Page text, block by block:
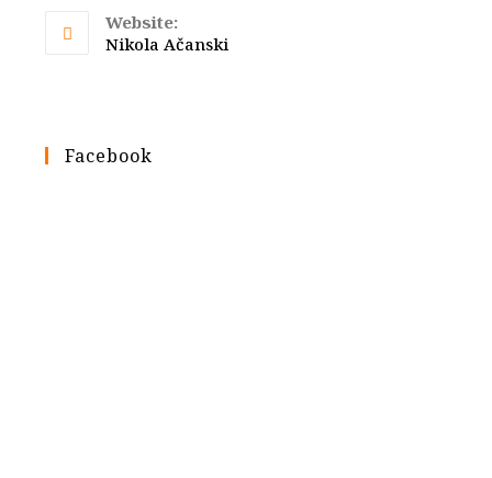
Website:
Nikola Ačanski
Facebook